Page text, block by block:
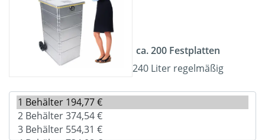
ca. 200 Festplatten
240 Liter regelmäßig